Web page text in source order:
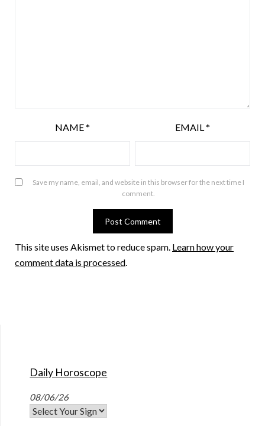
NAME* EMAIL*
Save my name, email, and website in this browser for the next time I
comment.
This site uses Akismet to reduce spam. Learn how your
comment data is processed.
Daily Horoscope
08/06/26